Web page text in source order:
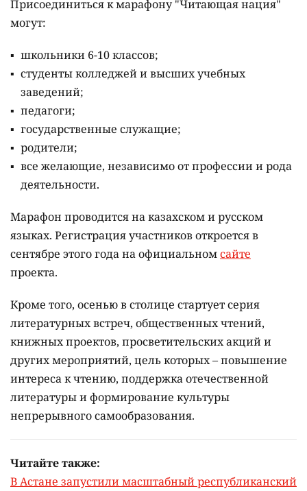
Присоединиться к марафону "Читающая нация"
могут:
школьники 6-10 классов;
студенты колледжей и высших учебных
заведений;
педагоги;
государственные служащие;
родители;
все желающие, независимо от профессии и рода
деятельности.
Марафон проводится на казахском и русском
языках. Регистрация участников откроется в
сентябре этого года на официальномсайте
проекта.
Кроме того, осенью в столице стартует серия
литературных встреч, общественных чтений,
книжных проектов, просветительских акций и
других мероприятий, цель которых –повышение
интереса к чтению, поддержка отечественной
литературы и формирование культуры
непрерывного самообразования.
Читайте также:
В Астане запустили масштабный республиканский